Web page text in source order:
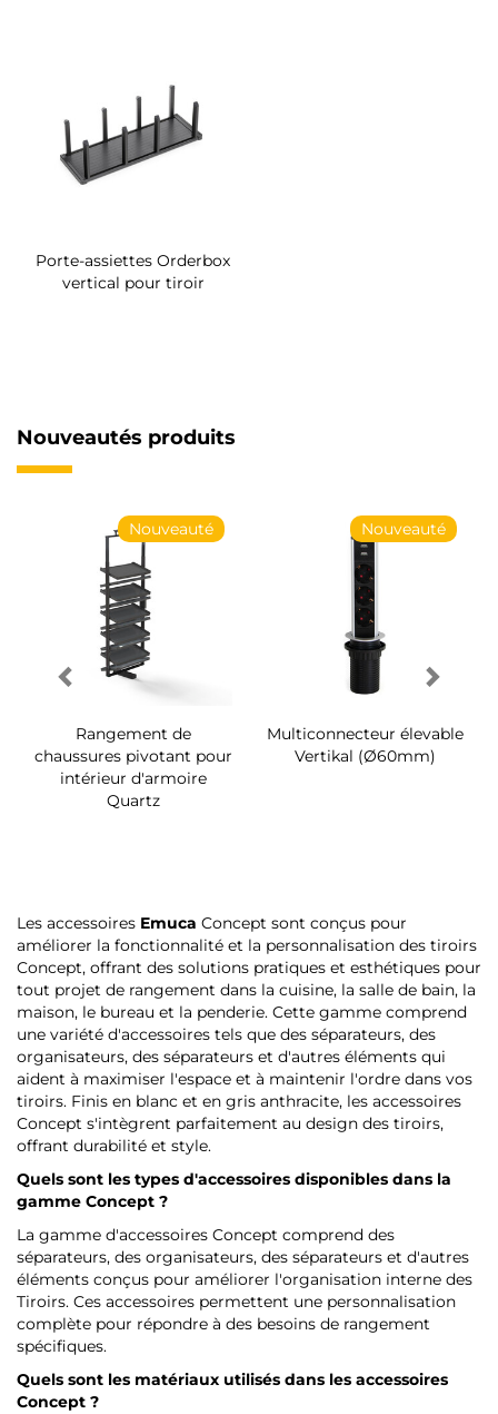
Porte-assiettes Orderbox
vertical pour tiroir
Nouveautés produits
Nouveauté
Rangement de
chaussures pivotant pour
intérieur d'armoire
Quartz
Nouveauté
Multiconnecteur élevable
Vertikal (Ø60mm)
Les accessoires Emuca Concept sont conçus pour
améliorer la fonctionnalité et la personnalisation des tiroirs
Concept, offrant des solutions pratiques et esthétiques pour
tout projet de rangement dans la cuisine, la salle de bain, la
maison, le bureau et la penderie. Cette gamme comprend
une variété d'accessoires tels que des séparateurs, des
organisateurs, des séparateurs et d'autres éléments qui
aident à maximiser l'espace et à maintenir l'ordre dans vos
tiroirs. Finis en blanc et en gris anthracite, les accessoires
Concept s'intègrent parfaitement au design des tiroirs,
offrant durabilité et style.
Quels sont les types d'accessoires disponibles dans la
gamme Concept ?
La gamme d'accessoires Concept comprend des
séparateurs, des organisateurs, des séparateurs et d'autres
éléments conçus pour améliorer l'organisation interne des
Tiroirs. Ces accessoires permettent une personnalisation
complète pour répondre à des besoins de rangement
spécifiques.
Quels sont les matériaux utilisés dans les accessoires
Concept ?